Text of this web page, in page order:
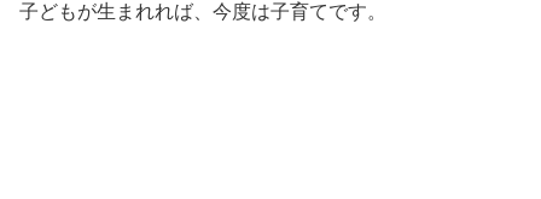
子どもが生まれれば、今度は子育てです。